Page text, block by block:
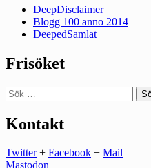
DeepDisclaimer
Blogg 100 anno 2014
DeepedSamlat
Frisöket
Sök
efter:
Kontakt
Twitter+ Facebook + Mail
Mastodon